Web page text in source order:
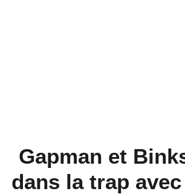
Gapman et
dans la trap